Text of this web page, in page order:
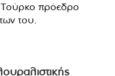
Τούρκο πρόεδρο
του.